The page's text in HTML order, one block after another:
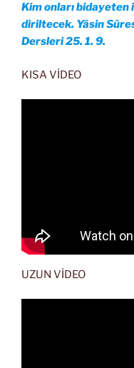
Kim onları bidayeten
diriltecek. Yâsin
Dersleri 25. 1. 9.
KISA VİDEO
UZUN VİDEO